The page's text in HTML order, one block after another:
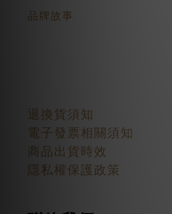
品牌故事
退換貨須知
電子發票相關須知
商品出貨時效
隱私權保護政策